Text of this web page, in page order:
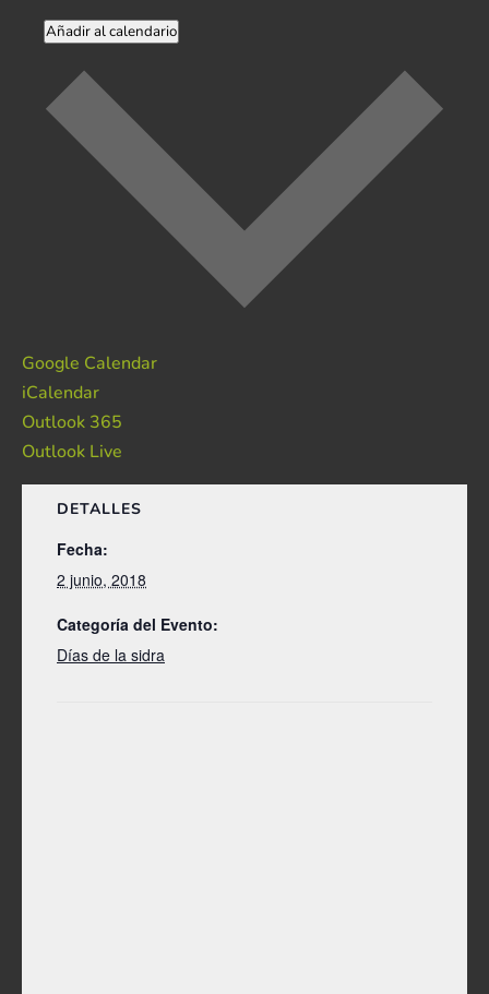
Añadir al calendario
Google Calendar
iCalendar
Outlook 365
Outlook Live
DETALLES
Fecha:
2 junio, 2018
Categoría del Evento:
Días de la sidra